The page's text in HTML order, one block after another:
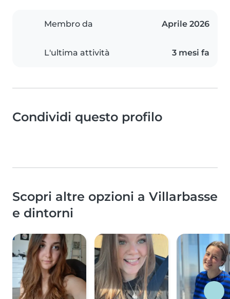
Membro da Aprile 2026
L'ultima attività 3 mesi fa
Condividi questo profilo
Scopri altre opzioni a Villarbasse
e dintorni